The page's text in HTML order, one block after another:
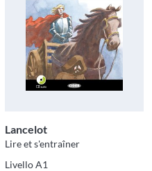
Lancelot
Lire et s'entraîner
Livello A1